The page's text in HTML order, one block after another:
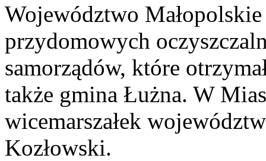
Województwo
przydomowych
samorządów, które
także gmina Łużna. W
wicemarszałek
Kozłowski.